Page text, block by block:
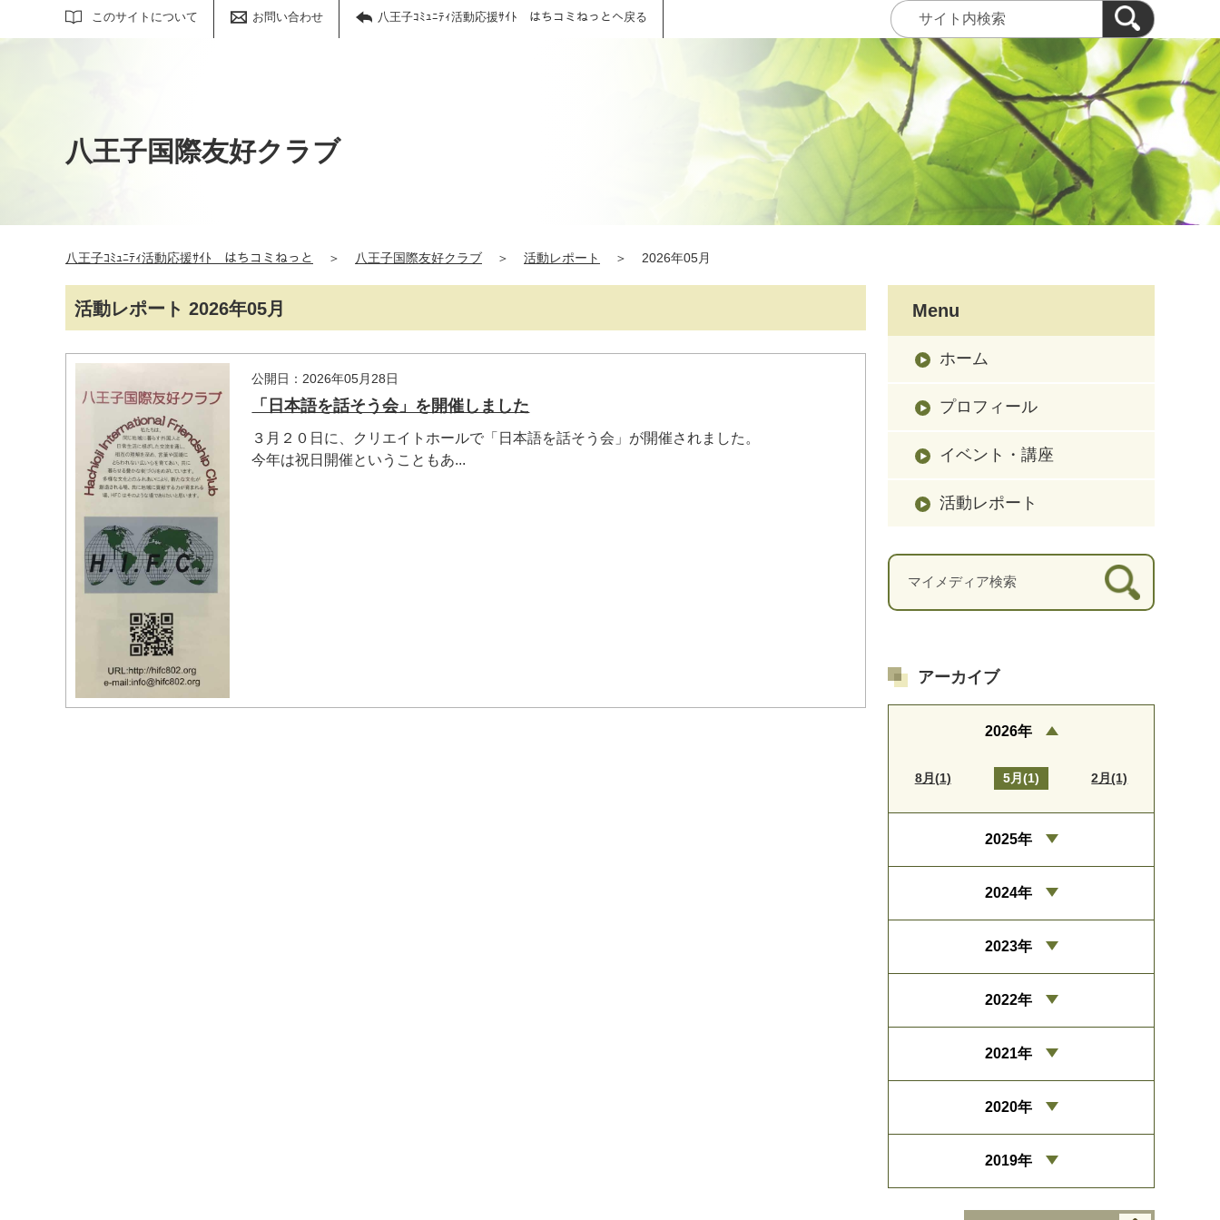
このサイトについて お問い合わせ 八王子ｺﾐｭﾆﾃｨ活動応援ｻｲﾄ はちコミねっとへ戻る
サイト内検索
八王子国際友好クラブ
八王子ｺﾐｭﾆﾃｨ活動応援ｻｲﾄ はちコミねっと ＞ 八王子国際友好クラブ ＞ 活動レポート ＞ 2026年05月
活動レポート 2026年05月
公開日：2026年05月28日
「日本語を話そう会」を開催しました
３月２０日に、クリエイトホールで「日本語を話そう会」が開催されました。
今年は祝日開催ということもあ...
Menu
ホーム
プロフィール
イベント・講座
活動レポート
マイメディア検索
アーカイブ
2026年
8月(1) 5月(1) 2月(1)
2025年
2024年
2023年
2022年
2021年
2020年
2019年